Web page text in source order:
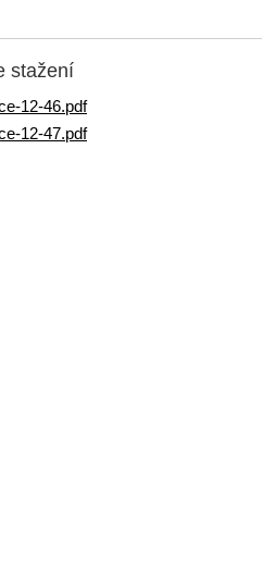
stažení
12-46.pdf
12-47.pdf